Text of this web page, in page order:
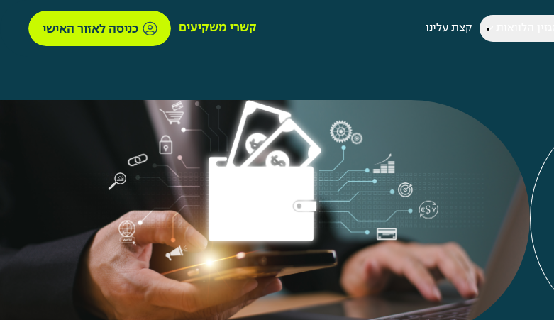
קצת עלינו קשרי משקיעים כניסה לאזור האישי